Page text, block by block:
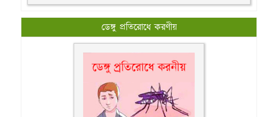
ডেঙ্গু প্রতিরোধে করণীয়